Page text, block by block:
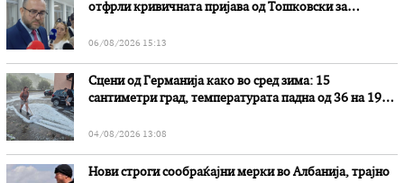
отфрли кривичната пријава од Тошковски за
06/08/2026 15:13
Сцени од Германија како во сред зима: 15
сантиметри град, температурата падна од 36 на 19
04/08/2026 13:08
Нови строги сообраќајни мерки во Aлбанија, трајно